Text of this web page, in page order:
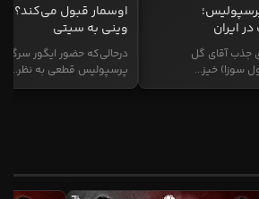
ایران
جذب آقای گل
سوزا) خیز...
اوسمار قبول می‌کند؟
وینی به سیتی
درحالی‌که حضور ایگور
پرسپولیس قطعی به نظر...